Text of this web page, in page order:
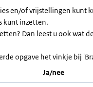
en/of vrijstellingen kunt
kunt inzetten.
Dan leest u ook wat
opgave het vinkje bij
Ja/nee